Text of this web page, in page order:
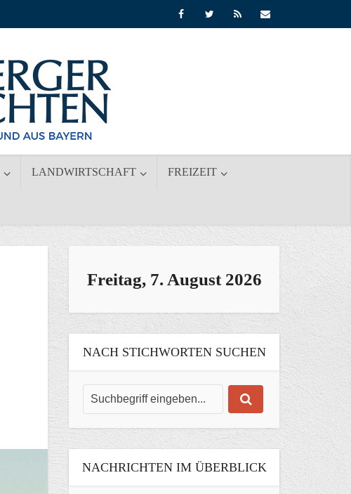
LANDWIRTSCHAFT FREIZEIT
Freitag, 7. August 2026
NACH STICHWORTEN SUCHEN
NACHRICHTEN IM ÜBERBLICK